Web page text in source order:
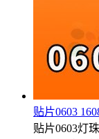
贴片0603
贴片0603灯